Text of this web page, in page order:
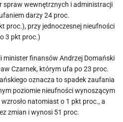
spraw wewnętrznych i administracji
darzy 24 proc.
proc.), przy jednoczesnej nieufności
3 pkt proc.)
minister finansów Andrzej Domański
Czarnek, którym ufa po 23 proc.
oznacza to spadek zaufania
poziomie nieufności wynoszącym
natomiast o 1 pkt proc., a
zmian i wynosi 51 proc.